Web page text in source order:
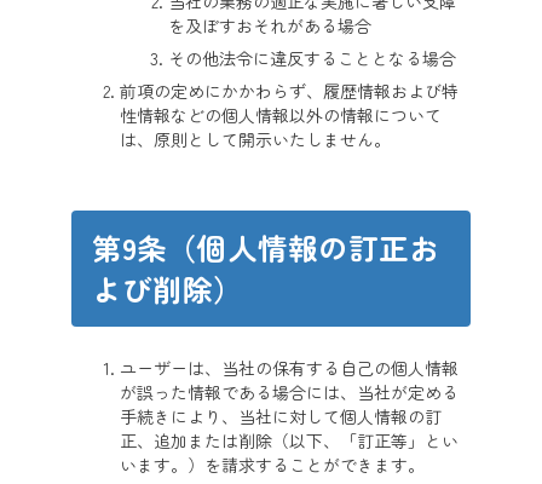
を及ぼすおそれがある場合
その他法令に違反することとなる場合
前項の定めにかかわらず、履歴情報および特
性情報などの個人情報以外の情報について
は、原則として開示いたしません。
第9条（個人情報の訂正お
よび削除）
ユーザーは、当社の保有する自己の個人情報
が誤った情報である場合には、当社が定める
手続きにより、当社に対して個人情報の訂
正、追加または削除（以下、「訂正等」とい
います。）を請求することができます。